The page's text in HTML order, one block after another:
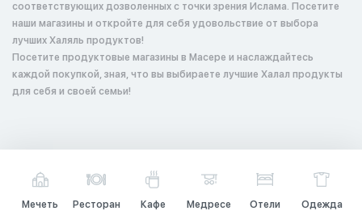
соответствующих дозволенных с точки зрения Ислама. Посетите
наши магазины и откройте для себя удовольствие от выбора
лучших Халяль продуктов!
Посетите продуктовые магазины в Масере и наслаждайтесь
каждой покупкой, зная, что вы выбираете лучшие Халал продукты
для себя и своей семьи!
Мечеть Ресторан Кафе Медресе Отели Одежда